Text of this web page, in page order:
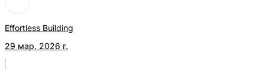
Effortless Building
29 мар. 2026 г.